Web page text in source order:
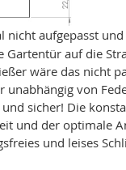
nicht aufgepasst
Gartentür auf die
wäre das nicht
unabhängig von
sicher! Die
und der optimale
und leises